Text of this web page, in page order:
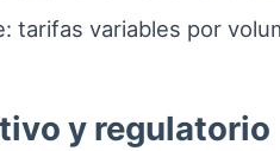
tarifas variables por
y regulatorio